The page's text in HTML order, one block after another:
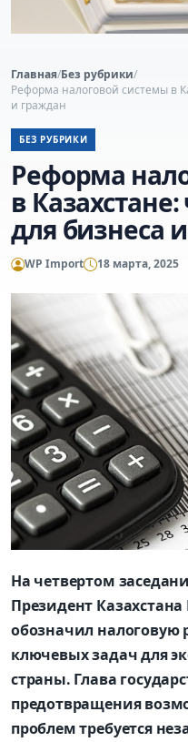
Главная/Без рубрики/
Реформа налоговой системы в
и граждан
БЕЗ РУБРИКИ
Реформа
в
для бизнеса
WP Import 18 марта, 2025
На четвертом
Президент
обозначил налоговую
ключевых задач для
страны. Глава
предотвращения
проблем требуется